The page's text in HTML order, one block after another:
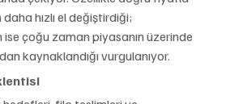
hızlı el değiştirdiği;
ise çoğu zaman piyasanın üzerinde
kaynaklandığı vurgulanıyor.